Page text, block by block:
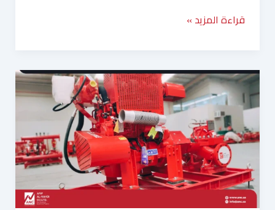
قراءة المزيد »
غرف
مضخات
الحريق
في
الشتاء:
أخطاء
التهوية
التي
تؤدي